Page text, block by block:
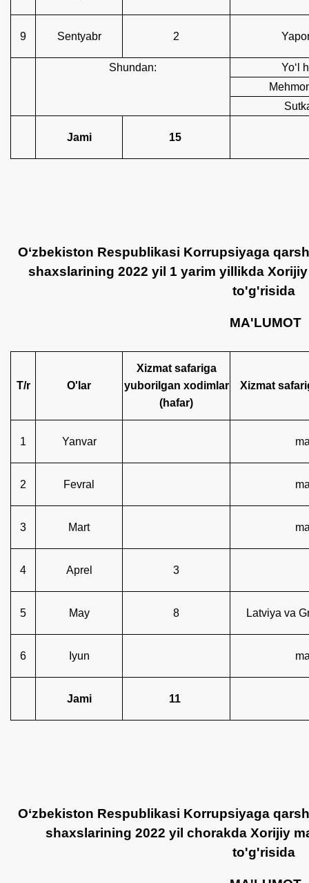
9 Sentyаbr 2
Shundаn:
Yo‘l
Jami 15
O‘zbekiston Respublikasi Korrupsiyaga
shaxslarining 2022 yil 1 yarim yillikda
to'g'risida
MA'LUMOT
Т/r O'lar
Xizmat safariga
yuborilgan xodimlar
(hafar)
Xizmat
1 Yanvar
2 Fevral
3 Mart
4 Aprel 3
5 May 8 Latviya va
6 Iyun
Jami 11
O‘zbekiston Respublikasi Korrupsiyaga
shaxslarining 2022 yil chorakda Xorijiy
to'g'risida